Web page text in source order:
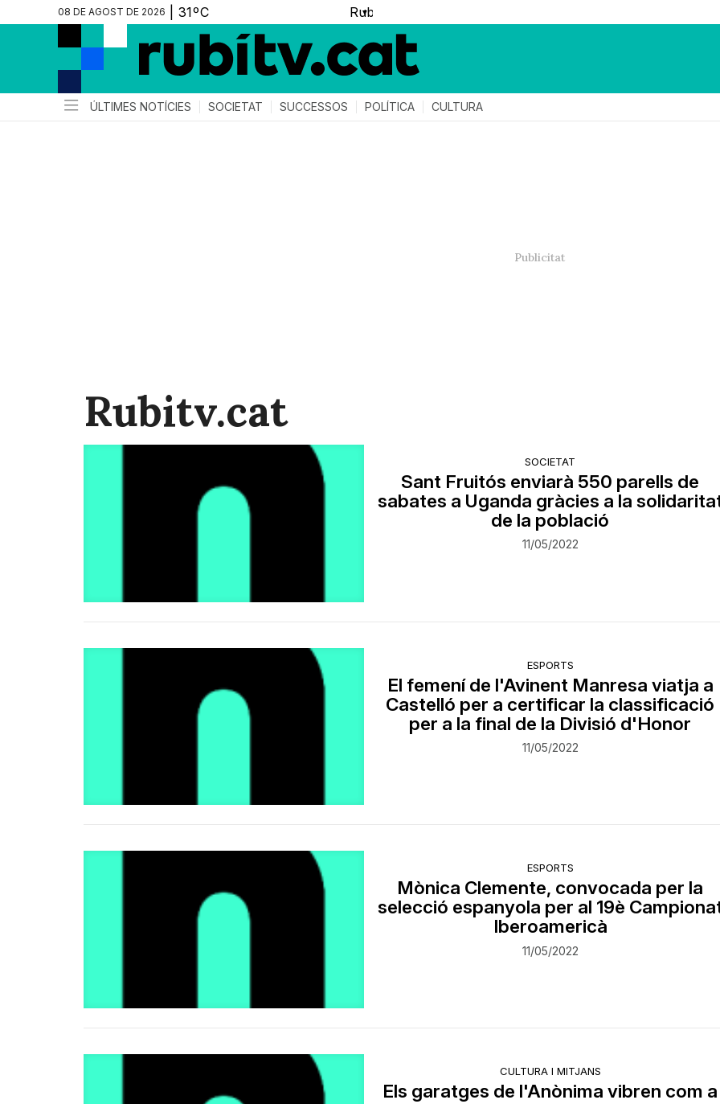
08 DE AGOST DE 2026 ▼
ÚLTIMES NOTÍCIES SOCIETAT SUCCESSOS POLÍTICA CULTURA
Rubitv.cat
SOCIETAT
Sant Fruitós enviarà 550 parells de
sabates a Uganda gràcies a la
de la població
11/05/2022
ESPORTS
El femení de l'Avinent Manresa viatja a
Castelló per a certificar la classificació
per a la final de la Divisió d'Honor
11/05/2022
ESPORTS
Mònica Clemente, convocada per la
selecció espanyola per al 19è
Iberoamericà
11/05/2022
CULTURA I MITJANS
Els garatges de l'Anònima vibren com a